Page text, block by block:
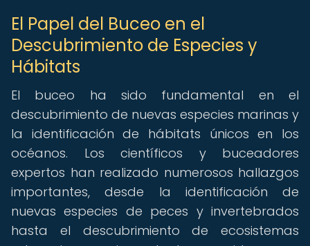
El Papel del Buceo en el
Descubrimiento de Especies y
Hábitats
El buceo ha sido fundamental en el
descubrimiento de nuevas especies marinas y
la identificación de hábitats únicos en los
océanos. Los científicos y buceadores
expertos han realizado numerosos hallazgos
importantes, desde la identificación de
nuevas especies de peces y invertebrados
hasta el descubrimiento de ecosistemas